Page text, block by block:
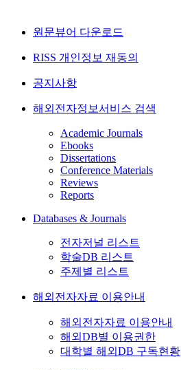
원문뷰어 다운로드
RISS 개인정보 재동의
공지사항
해외전자정보서비스 검색
Academic Journals
Ebooks
Dissertations
Conference Materials
Reviews
Reports
Databases & Journals
전자저널 리스트
학술DB 리스트
주제별 리스트
해외전자자료 이용안내
해외전자자료 이용안내
해외DB별 이용권한
대학별 해외DB 구독현황